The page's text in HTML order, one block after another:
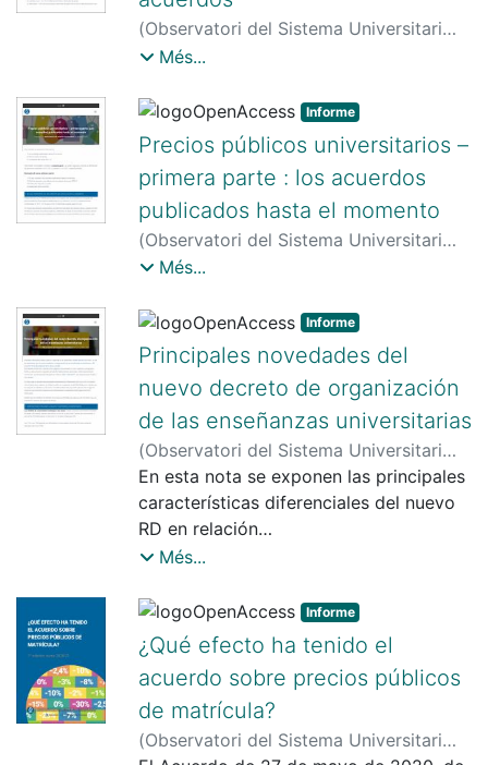
(Observatori del Sistema Universitari
(OSU),
Més...
Informe
Precios públicos universitarios –
primera parte : los acuerdos
publicados hasta el momento
(Observatori del Sistema Universitari
(OSU),
Més...
Informe
Principales novedades del
nuevo decreto de organización
de las enseñanzas universitarias
(Observatori del Sistema Universitari
(OSU), 2021-11-08)Observatori del
Sistema Universitari
En esta nota se exponen las principales
características diferenciales del nuevo
RD en relación
con el hasta ahora vigente. La síntesis
algunos matices, por
lo cual para los detalles es necesario
consultar el texto del propio RD...
Més...
Informe
¿Qué efecto ha tenido el
acuerdo sobre precios públicos
de matrícula?
(Observatori del Sistema Universitari